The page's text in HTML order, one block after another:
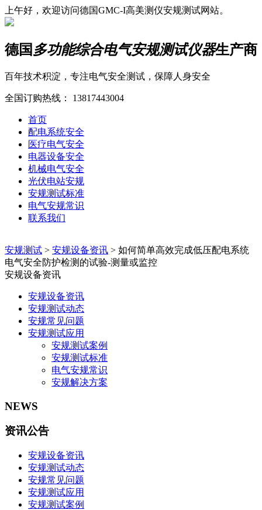
上午好，欢迎访问德国GMC-I高美测仪安规测试网站。
德国 多功能综合电气安规测试仪器生产商
百年技术积淀，专注电气安全测试，保障人身安全
全国订购热线： 13817443004
首页
配电系统安全
医疗电气安全
电器设备安全
机械电气安全
光伏电站安规
安规测试标准
电气安规常识
联系我们
安规测试 > 安规设备资讯 > 如何简单高效完成低压配电系统
电气安全防护检测的试验-测量或监控
安规设备资讯
安规设备资讯
安规测试动态
安规常见问题
安规测试应用
安规测试案例
安规测试标准
电气安规常识
安规解决方案
NEWS
资讯公告
安规设备资讯
安规测试动态
安规常见问题
安规测试应用
安规测试案例